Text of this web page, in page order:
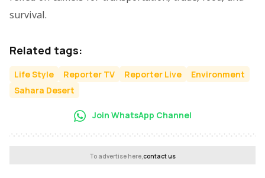
survival.
Related tags:
Life Style Reporter TV Reporter Live
Environment
Sahara Desert
Join WhatsApp Channel
To advertise here,contact us